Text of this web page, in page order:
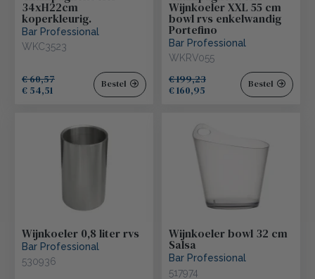
34xH22cm
koperkleurig.
Bar Professional
WKC3523
€ 60,57
€ 54,51
Bestel
Wijnkoeler XXL 55 cm
bowl rvs enkelwandig
Portefino
Bar Professional
WKRV055
€ 199,23
€ 160,95
Bestel
Wijnkoeler 0,8 liter rvs
Bar Professional
530936
Wijnkoeler bowl 32 cm
Salsa
Bar Professional
517974